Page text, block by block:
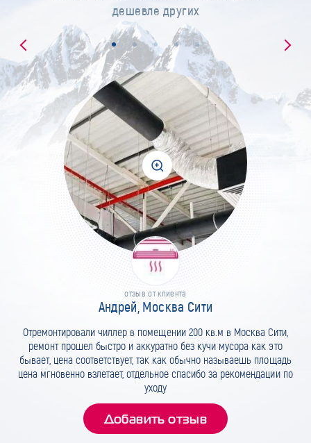
дешевле других
отзыв от клиента
Андрей, Москва Сити
Отремонтировали чиллер в помещении 200 кв.м в Москва Сити,
ремонт прошел быстро и аккуратно без кучи мусора как это
бывает, цена соответствует, так как обычно называешь площадь
цена мгновенно взлетает, отдельное спасибо за рекомендации по
уходу
Добавить отзыв